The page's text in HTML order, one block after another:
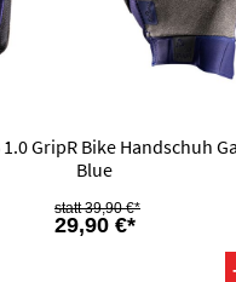
GripR Bike Handschuh
Blue
29,90 €*
39,90 €*